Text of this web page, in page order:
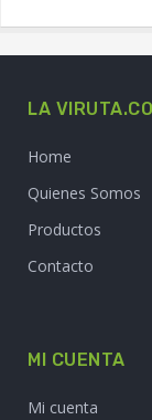
LA
Home
Quienes Somos
Productos
Contacto
MI CUENTA
Mi cuenta